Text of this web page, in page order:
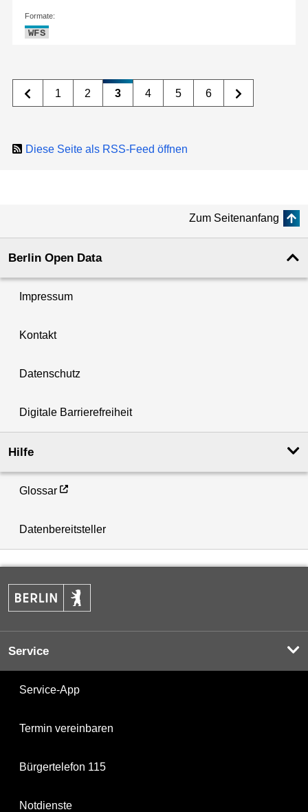
Formate:
WFS
1 2 3 4 5 6
Diese Seite als RSS-Feed öffnen
Zum Seitenanfang
Berlin Open Data
Impressum
Kontakt
Datenschutz
Digitale Barrierefreiheit
Hilfe
Glossar
Datenbereitsteller
Service
Service-App
Termin vereinbaren
Bürgertelefon 115
Notdienste